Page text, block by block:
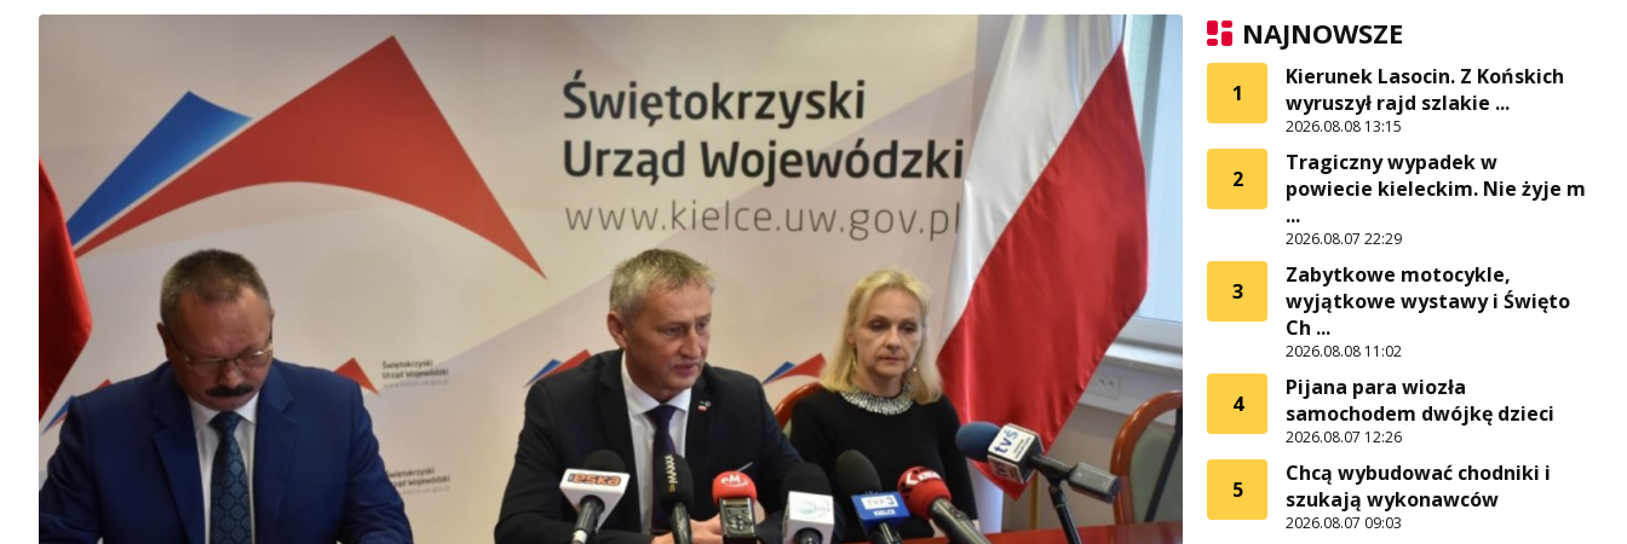
NAJNOWSZE
1
Kierunek Lasocin. Z Końskich
wyruszył rajd szlakie ...
2026.08.08 13:15
2
Tragiczny wypadek w
powiecie kieleckim. Nie żyje m
...
2026.08.07 22:29
3
Zabytkowe motocykle,
wyjątkowe wystawy i Święto
Ch ...
2026.08.08 11:02
4
Pijana para wiozła
samochodem dwójkę dzieci
2026.08.07 12:26
5
Chcą wybudować chodniki i
szukają wykonawców
2026.08.07 09:03